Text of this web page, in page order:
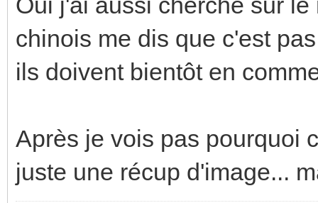
chinois me dis que c'est
ils doivent bientôt en
Après je vois pas pourquoi
juste une récup d'image...